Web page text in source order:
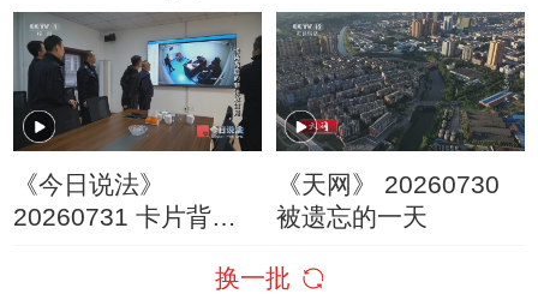
大墓（2）
《今日说法》
20260731 卡片背后
《天网》 20260730
被遗忘的一天
换一批